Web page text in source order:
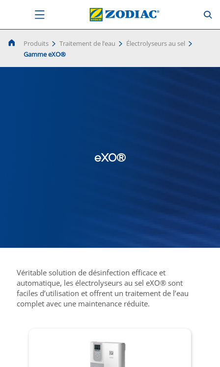
Produits Traitement de l’eau
Électrolyseurs au sel
Gamme eXO®
eXO®
Véritable solution de désinfection efficace et
automatique, les électrolyseurs au sel eXO® sont
faciles d’utilisation et offrent un traitement de l’eau
complet avec une maintenance réduite.